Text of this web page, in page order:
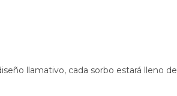
llamativo, cada sorbo estará lleno de